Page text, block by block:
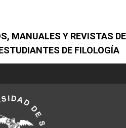
MANUALES Y REVISTAS DE
DE FILOLOGÍA